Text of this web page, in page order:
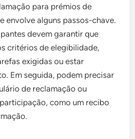
para prémios de
envolve alguns passos-chave.
devem garantir que
critérios de elegibilidade,
exigidas ou estar
Em seguida, podem precisar
de reclamação ou
como um recibo